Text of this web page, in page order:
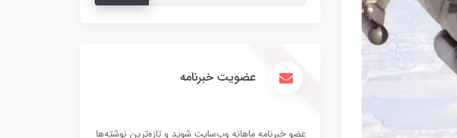
عضویت خبرنامه
عضو خبرنامه ماهانه وب‌سایت شوید و تازه‌ترین نوشته‌ها